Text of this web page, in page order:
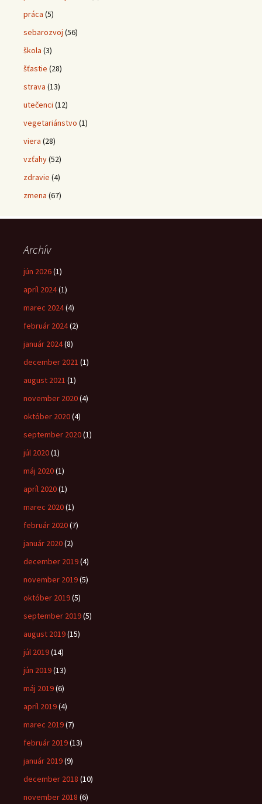
práca (5)
sebarozvoj (56)
škola (3)
šťastie (28)
strava (13)
utečenci (12)
vegetariánstvo (1)
viera (28)
vzťahy(52)
zdravie (4)
zmena (67)
Archív
jún 2026(1)
apríl 2024(1)
marec 2024(4)
február 2024(2)
január 2024(8)
december 2021 (1)
august 2021 (1)
november 2020(4)
október 2020(4)
september 2020(1)
júl 2020(1)
máj 2020(1)
apríl 2020(1)
marec 2020(1)
február 2020(7)
január 2020(2)
december 2019(4)
november 2019(5)
október 2019(5)
september 2019(5)
august 2019(15)
júl 2019(14)
jún 2019(13)
máj 2019(6)
apríl 2019(4)
marec 2019(7)
február 2019(13)
január 2019(9)
december 2018 (10)
november 2018 (6)